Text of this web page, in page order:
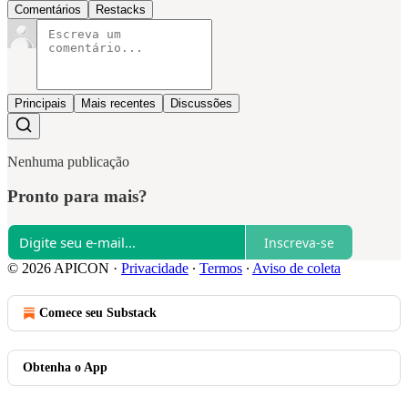
Comentários Restacks
Principais Mais recentes Discussões
Nenhuma publicação
Pronto para mais?
Inscreva-se
© 2026 APICON · Privacidade ∙ Termos ∙ Aviso de coleta
Comece seu Substack
Obtenha o App